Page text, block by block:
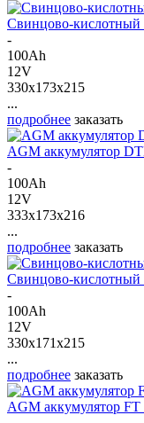
Свинцово-кислотный
-
100Ah
12V
330x173x215
...
подробнее заказать
AGM аккумулятор
-
100Ah
12V
333x173x216
...
подробнее заказать
Свинцово-кислотный
-
100Ah
12V
330x171x215
...
подробнее заказать
AGM аккумулятор